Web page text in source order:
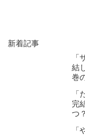
新着記事
結
巻
完
つ